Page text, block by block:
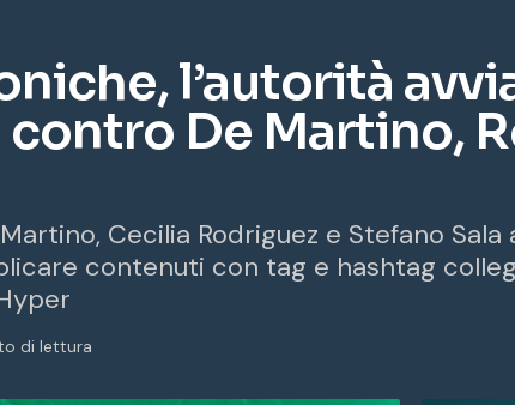
l’autorità
De Martino,
Cecilia Rodriguez e Stefano
contenuti con tag e hashtag
di lettura